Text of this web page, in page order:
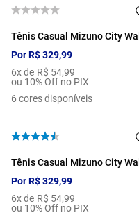
Tênis Casual Mizuno City Wall
PorR$329,99
6x de R$ 54,99
ou 10% Off no PIX
6 cores disponíveis
Tênis Casual Mizuno City Wall
PorR$329,99
6x de R$ 54,99
ou 10% Off no PIX